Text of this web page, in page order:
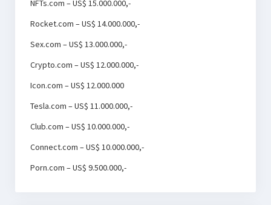
NFTs.com – US$ 15.000.000,-
Rocket.com – US$ 14.000.000,-
Sex.com – US$ 13.000.000,-
Crypto.com – US$ 12.000.000,-
Icon.com – US$ 12.000.000
Tesla.com – US$ 11.000.000,-
Club.com – US$ 10.000.000,-
Connect.com – US$ 10.000.000,-
Porn.com – US$ 9.500.000,-